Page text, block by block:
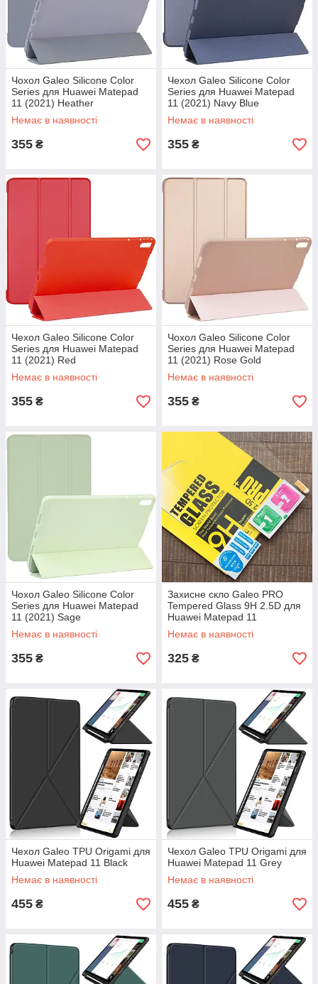
Чохол Galeo Silicone Color
Series для Huawei Matepad
11 (2021) Heather
Немає в наявності
355 ₴
Чехол Galeo Silicone Color
Series для Huawei Matepad
11 (2021) Navy Blue
Немає в наявності
355 ₴
Чехол Galeo Silicone Color
Series для Huawei Matepad
11 (2021) Red
Немає в наявності
355 ₴
Чохол Galeo Silicone Color
Series для Huawei Matepad
11 (2021) Rose Gold
Немає в наявності
355 ₴
Чохол Galeo Silicone Color
Series для Huawei Matepad
11 (2021) Sage
Немає в наявності
355 ₴
Захисне скло Galeo PRO
Tempered Glass 9H 2.5D для
Huawei Matepad 11
Немає в наявності
325 ₴
Чехол Galeo TPU Origami для
Huawei Matepad 11 Black
Немає в наявності
455 ₴
Чехол Galeo TPU Origami для
Huawei Matepad 11 Grey
Немає в наявності
455 ₴